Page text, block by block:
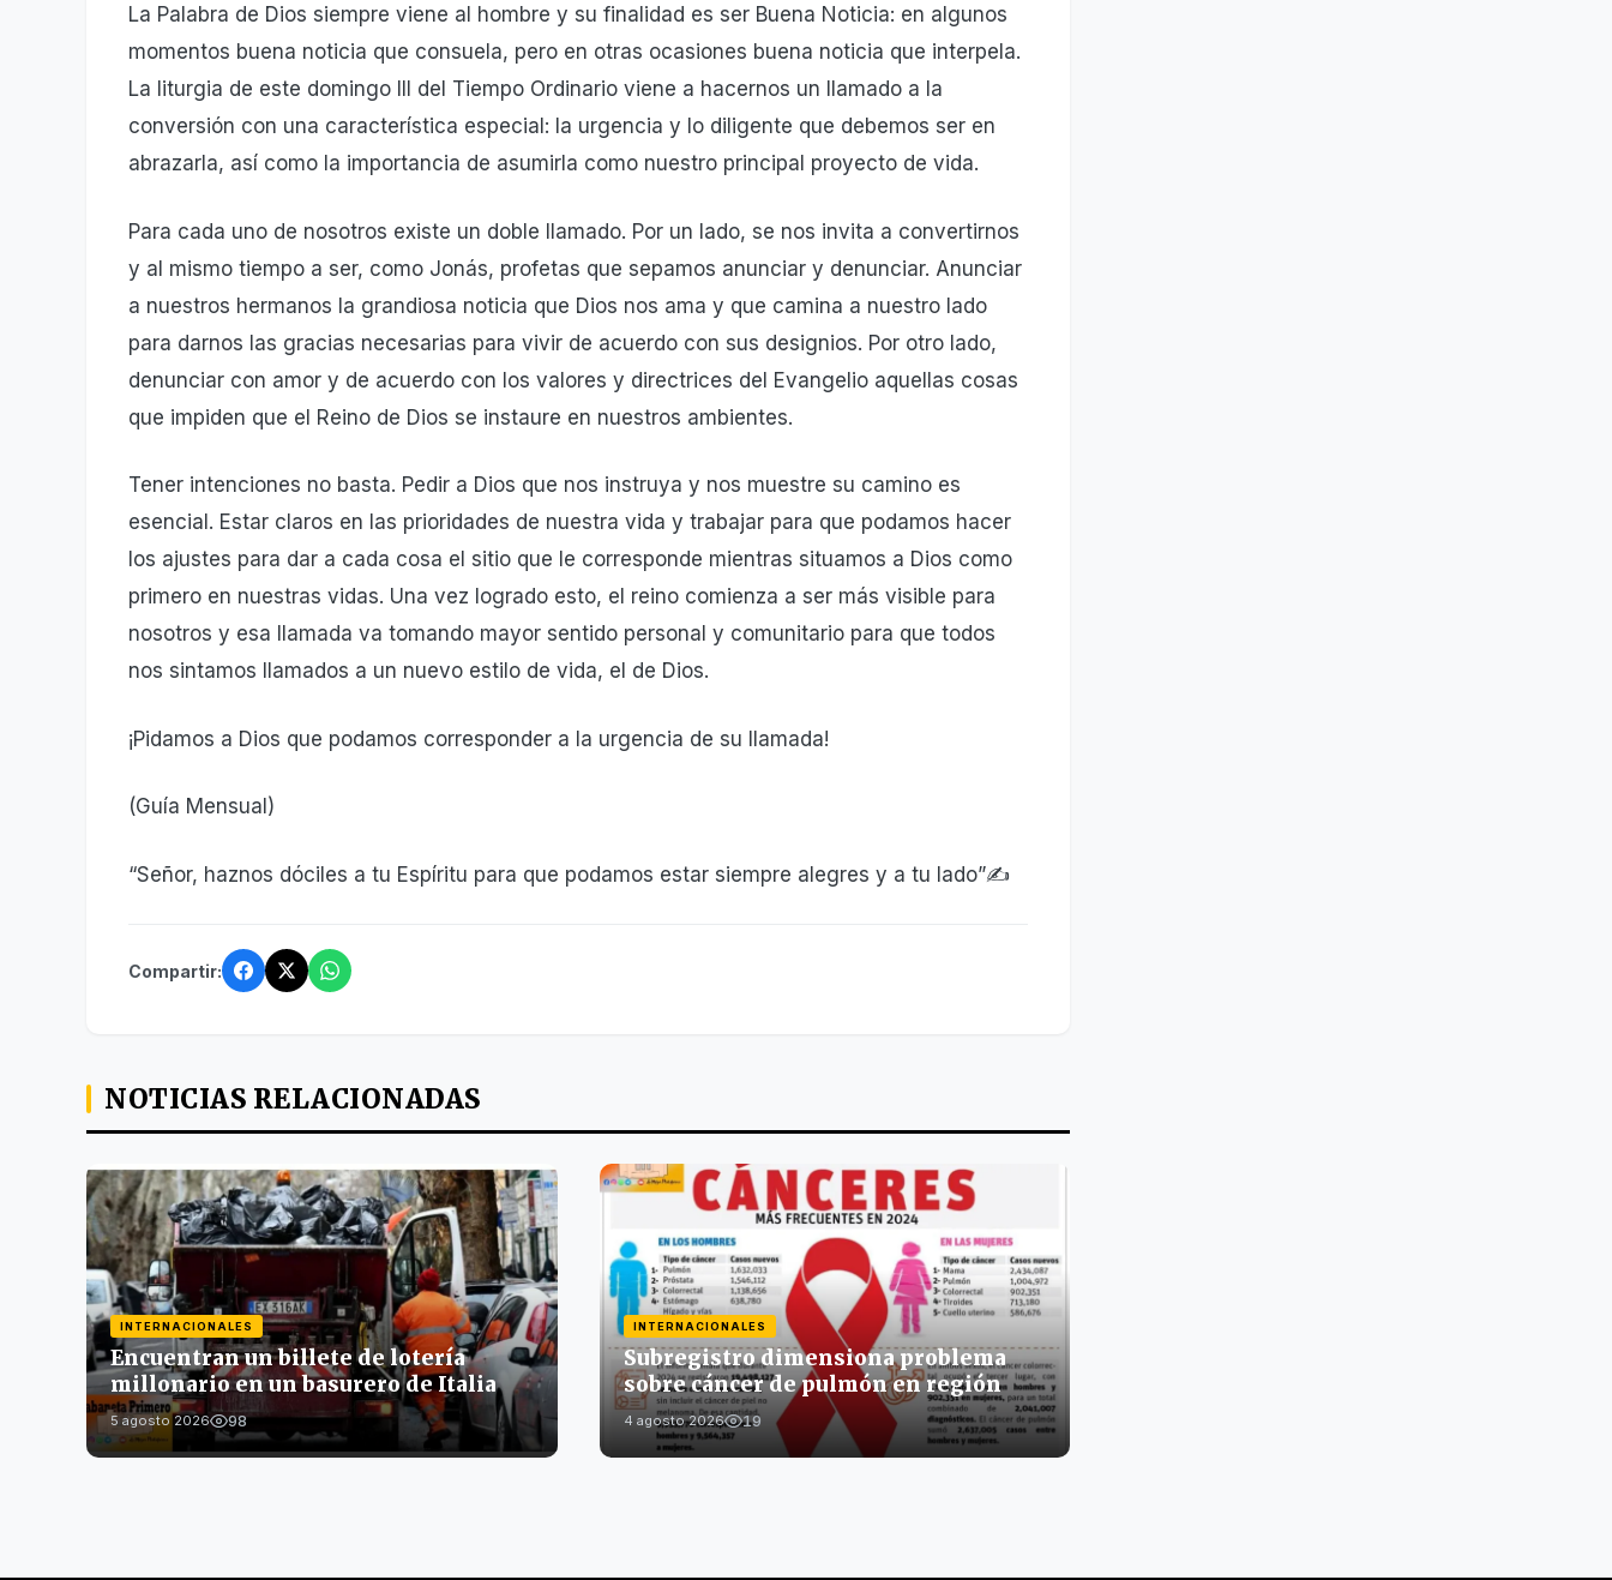
La Palabra de Dios siempre viene al hombre y su finalidad es ser Buena Noticia: en algunos
momentos buena noticia que consuela, pero en otras ocasiones buena noticia que interpela.
La liturgia de este domingo III del Tiempo Ordinario viene a hacernos un llamado a la
conversión con una característica especial: la urgencia y lo diligente que debemos ser en
abrazarla, así como la importancia de asumirla como nuestro principal proyecto de vida.
Para cada uno de nosotros existe un doble llamado. Por un lado, se nos invita a convertirnos
y al mismo tiempo a ser, como Jonás, profetas que sepamos anunciar y denunciar. Anunciar
a nuestros hermanos la grandiosa noticia que Dios nos ama y que camina a nuestro lado
para darnos las gracias necesarias para vivir de acuerdo con sus designios. Por otro lado,
denunciar con amor y de acuerdo con los valores y directrices del Evangelio aquellas cosas
que impiden que el Reino de Dios se instaure en nuestros ambientes.
Tener intenciones no basta. Pedir a Dios que nos instruya y nos muestre su camino es
esencial. Estar claros en las prioridades de nuestra vida y trabajar para que podamos hacer
los ajustes para dar a cada cosa el sitio que le corresponde mientras situamos a Dios como
primero en nuestras vidas. Una vez logrado esto, el reino comienza a ser más visible para
nosotros y esa llamada va tomando mayor sentido personal y comunitario para que todos
nos sintamos llamados a un nuevo estilo de vida, el de Dios.
¡Pidamos a Dios que podamos corresponder a la urgencia de su llamada!
(Guía Mensual)
“Señor, haznos dóciles a tu Espíritu para que podamos estar siempre alegres y a tu lado”✍
Compartir:
NOTICIAS RELACIONADAS
INTERNACIONALES
Encuentran un billete de lotería
millonario en un basurero de Italia
5 agosto 2026 98
INTERNACIONALES
Subregistro dimensiona problema
sobre cáncer de pulmón en región
4 agosto 2026 19